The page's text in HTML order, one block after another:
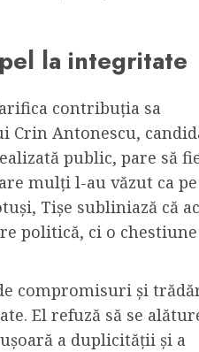
la integritate
contribuția sa
Crin Antonescu,
public, pare să
mulți l-au văzut ca
Tișe subliniază că
politică, ci o chestiune
compromisuri și
El refuză să se
a duplicității și a
incontestabila